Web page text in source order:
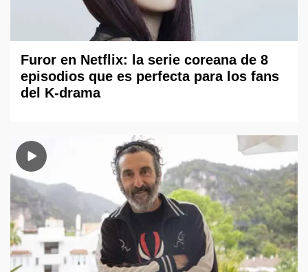
Furor en Netflix: la serie coreana de 8
episodios que es perfecta para los fans
del K-drama